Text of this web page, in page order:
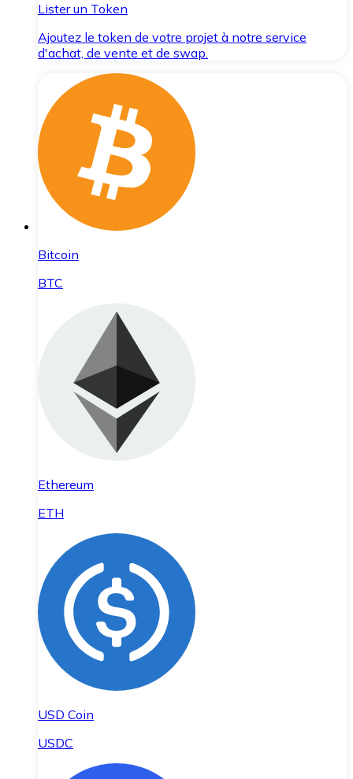
Lister un Token
Ajoutez le token de votre projet à notre service
d'achat, de vente et de swap.
Bitcoin
BTC
Ethereum
ETH
USD Coin
USDC